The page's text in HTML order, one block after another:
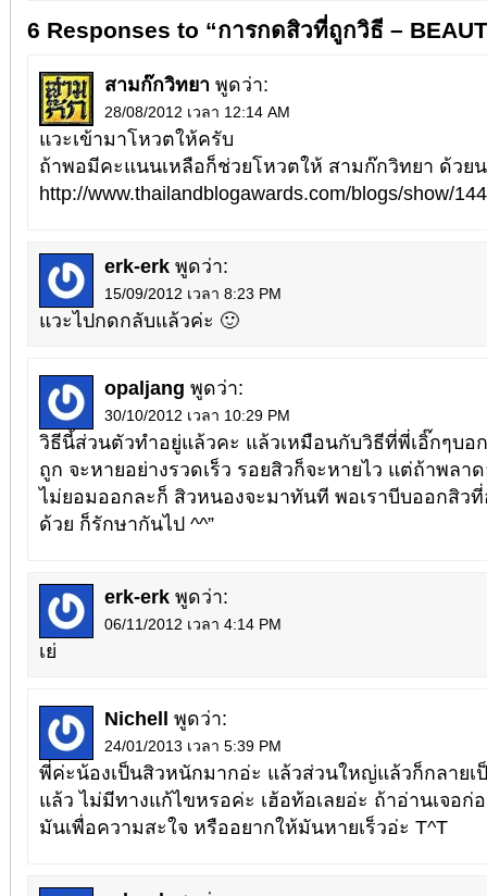
6 Responses to “การกดสิวที่ถูกวิธี –
สามก๊กวิทยา พูดว่า:
28/08/2012 เวลา 12:14 AM
แวะเข้ามาโหวตให้ครับ
ถ้าพอมีคะแนนเหลือก็ช่วยโหวตให้ สามก๊กวิทยา ด้วย
http://www.thailandblogawards.com/blogs/show/
erk-erk พูดว่า:
15/09/2012 เวลา 8:23 PM
แวะไปกดกลับแล้วค่ะ 🙂
opaljang พูดว่า:
30/10/2012 เวลา 10:29 PM
วิธีนี้ส่วนตัวทำอยู่แล้วคะ แล้วเหมือนกับวิธีที่พี่เอิ๊กๆบอ
ถูก จะหายอย่างรวดเร็ว รอยสิวก็จะหายไว แต่ถ้าพลา
ไม่ยอมออกละก็ สิวหนองจะมาทันที พอเราบีบออกสิว
ด้วย ก็รักษากันไป ^^”
erk-erk พูดว่า:
06/11/2012 เวลา 4:14 PM
เย่
Nichell พูดว่า:
24/01/2013 เวลา 5:39 PM
พี่ค่ะน้องเป็นสิวหนักมากอ่ะ แล้วส่วนใหญ่แล้วก็กลายเ
แล้ว ไม่มีทางแก้ไขหรอค่ะ เฮ้อท้อเลยอ่ะ ถ้าอ่านเจอ
มันเพื่อความสะใจ หรืออยากให้มันหายเร็วอ่ะ T^T